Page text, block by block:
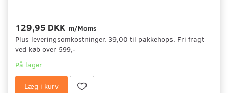
129,95 DKK m/Moms
Plus leveringsomkostninger. 39,00 til pakkehops. Fri fragt
ved køb over 599,-
På lager
Læg i kurv